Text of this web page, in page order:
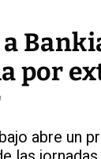
a
por
abre un